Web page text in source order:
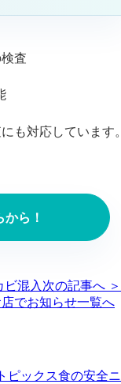
査
も対応しています
ら！
ビ混入 次の記事へ ＞
でお知らせ一覧へ
ピックス食の安全ニ